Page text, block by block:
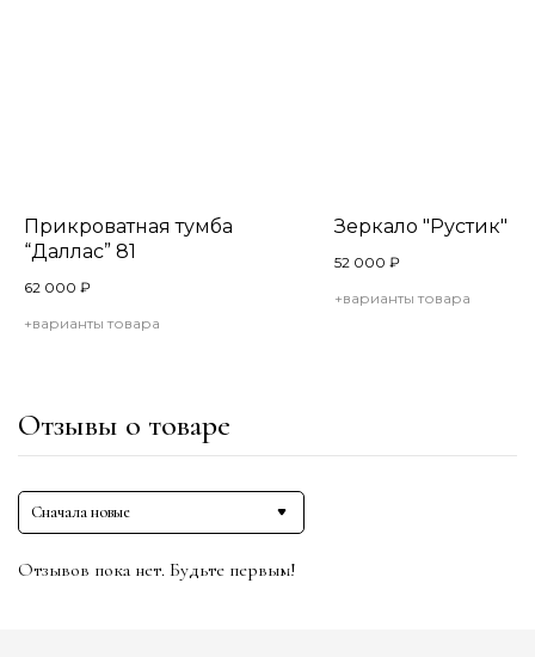
Прикроватная тумба
“Даллас” 81
62 000 ₽
+варианты товара
Зеркало "Рустик"
52 000 ₽
+варианты товара
Отзывы о товаре
Сначала новые
Отзывов пока нет. Будьте первым!